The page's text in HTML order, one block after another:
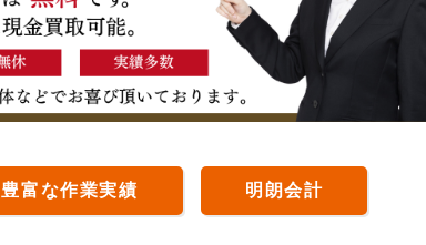
豊富な作業実績 明朗会計